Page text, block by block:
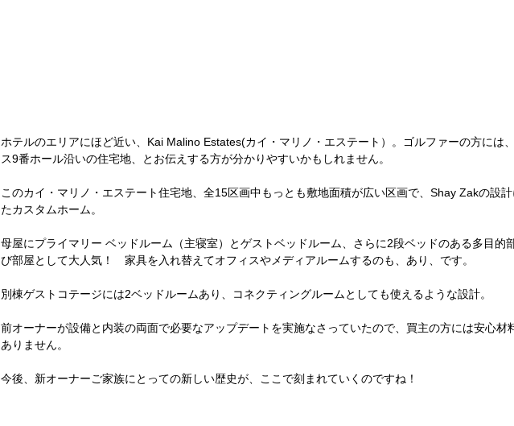
ホテルのエリアにほど近い、Kai Malino Estates(カイ・マリノ・エステート）。ゴルファーの方には
ス9番ホール沿いの住宅地、とお伝えする方が分かりやすいかもしれません。
このカイ・マリノ・エステート住宅地、全15区画中もっとも敷地面積が広い区画で、Shay Zakの設
たカスタムホーム。
母屋にプライマリー ベッドルーム（主寝室）とゲストベッドルーム、さらに2段ベッドのある多目的
び部屋として大人気！　家具を入れ替えてオフィスやメディアルームするのも、あり、です。
別棟ゲストコテージには2ベッドルームあり、コネクティングルームとしても使えるような設計。
前オーナーが設備と内装の両面で必要なアップデートを実施なさっていたので、買主の方には安心材
ありません。
今後、新オーナーご家族にとっての新しい歴史が、ここで刻まれていくのですね！